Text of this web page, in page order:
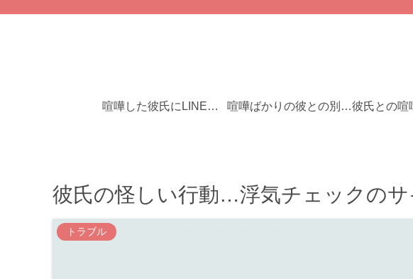
喧嘩した彼氏にLINEをブロックされた！彼の心理と対処法は？ 喧嘩ばかりの彼との別れを前向きに考えた方がいい理由とは？
彼氏の怪しい行動…浮気チェックの
トラブル